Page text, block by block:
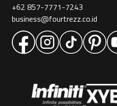
+62 857-7771-7243
business@fourtrezz.co.id